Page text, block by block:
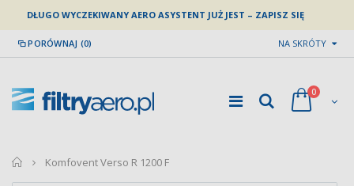
DŁUGO WYCZEKIWANY AERO ASYSTENT JUŻ JEST – ZAPISZ SIĘ
PORÓWNAJ (0) NA SKRÓTY
0
home
Komfovent Verso R 1200 F